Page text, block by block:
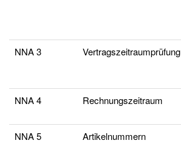
NNA 3 Vertragszeitraumprüfung
NNA 4 Rechnungszeitraum
NNA 5 Artikelnummern